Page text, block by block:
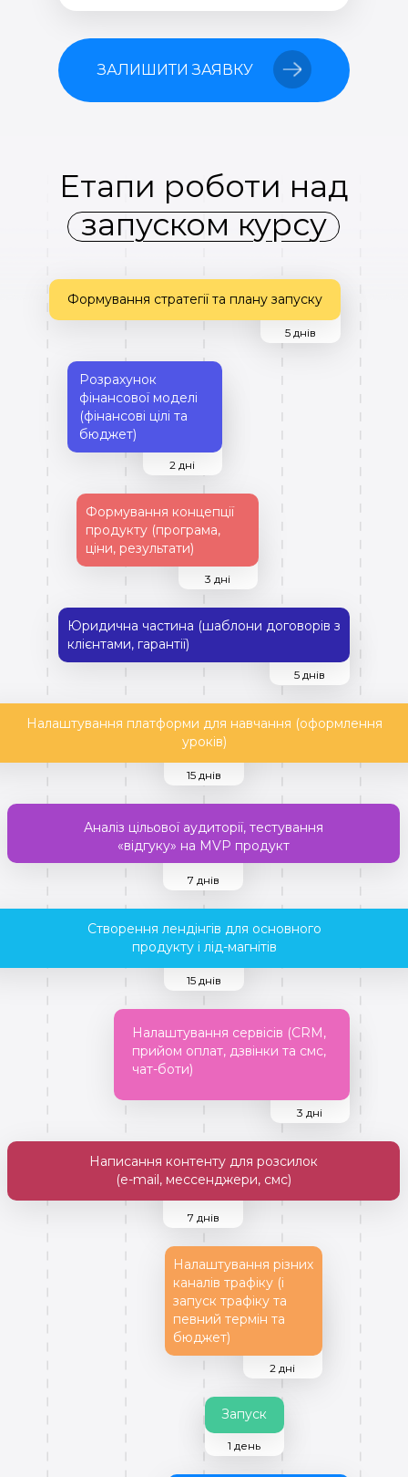
ЗАЛИШИТИ ЗАЯВКУ
5 днів
5 днів
7 днів
7 днів
15 днів
2 дні
1 день
3 дні
3 дні
Формування стратегії та плану запуску
Юридична частина (шаблони договорів з
клієнтами, гарантії)
Аналіз цільової аудиторії, тестування
«відгуку» на MVP продукт
Написання контенту для розсилок
(e-mail, мессенджери, смс)
Налаштування платформи для навчання (оформлення
уроків)
Створення лендінгів для основного
продукту і лід-магнітів
Розрахунок
фінансової моделі
(фінансові цілі та
бюджет)
Налаштування різних
каналів трафіку (і
запуск трафіку та
певний термін та
бюджет)
Запуск
Формування концепції
продукту (програма,
ціни, результати)
Налаштування сервісів (CRM,
прийом оплат, дзвінки та смс,
чат-боти)
15 днів
2 дні
Етапи роботи над
запуском курсу